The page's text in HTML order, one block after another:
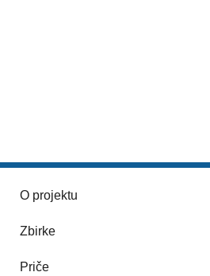
O projektu
Zbirke
Priče